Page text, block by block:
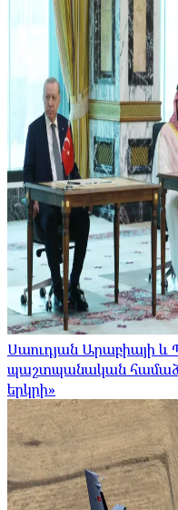
Սաուդյան Արաբիայի
պաշտպանական
երկրի»